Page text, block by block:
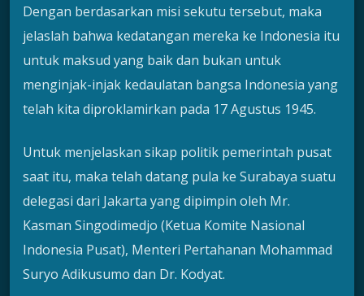
Dengan berdasarkan misi sekutu tersebut, maka
jelaslah bahwa kedatangan mereka ke Indonesia itu
untuk maksud yang baik dan bukan untuk
menginjak-injak kedaulatan bangsa Indonesia yang
telah kita diproklamirkan pada 17 Agustus 1945.
Untuk menjelaskan sikap politik pemerintah pusat
saat itu, maka telah datang pula ke Surabaya suatu
delegasi dari Jakarta yang dipimpin oleh Mr.
Kasman Singodimedjo (Ketua Komite Nasional
Indonesia Pusat), Menteri Pertahanan Mohammad
Suryo Adikusumo dan Dr. Kodyat.